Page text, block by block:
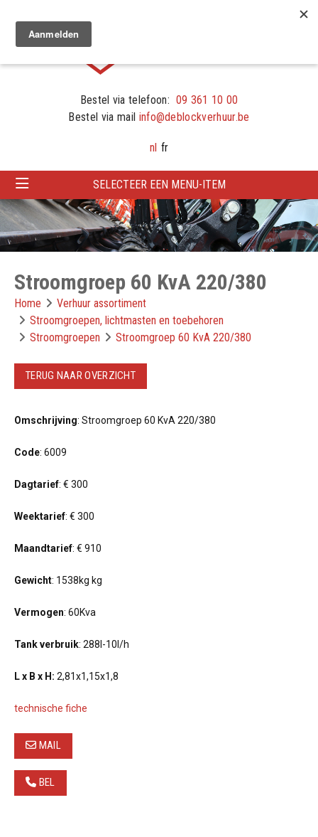
Bestel via telefoon: 09 361 10 00
Bestel via mail info@deblockverhuur.be
nl fr
SELECTEER EEN MENU-ITEM
Stroomgroep 60 KvA 220/380
Home
Verhuur assortiment
Stroomgroepen, lichtmasten en toebehoren
Stroomgroepen
Stroomgroep 60 KvA 220/380
TERUG NAAR OVERZICHT
Omschrijving: Stroomgroep 60 KvA 220/380
Code: 6009
Dagtarief: € 300
Weektarief: € 300
Maandtarief: € 910
Gewicht: 1538kg kg
Vermogen: 60Kva
Tank verbruik: 288l-10l/h
L x B x H: 2,81x1,15x1,8
technische fiche
MAIL
BEL